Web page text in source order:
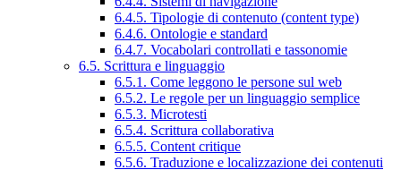
6.4.5. Tipologie di contenuto (content type)
6.4.6. Ontologie e standard
6.4.7. Vocabolari controllati e tassonomie
6.5. Scrittura e linguaggio
6.5.1. Come leggono le persone sul web
6.5.2. Le regole per un linguaggio semplice
6.5.3. Microtesti
6.5.4. Scrittura collaborativa
6.5.5. Content critique
6.5.6. Traduzione e localizzazione dei contenuti